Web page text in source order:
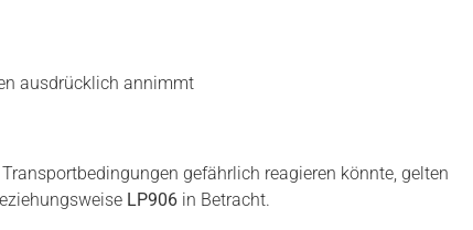
ausdrücklich annimmt
gefährlich reagieren könnte, gelten
LP906 in Betracht.